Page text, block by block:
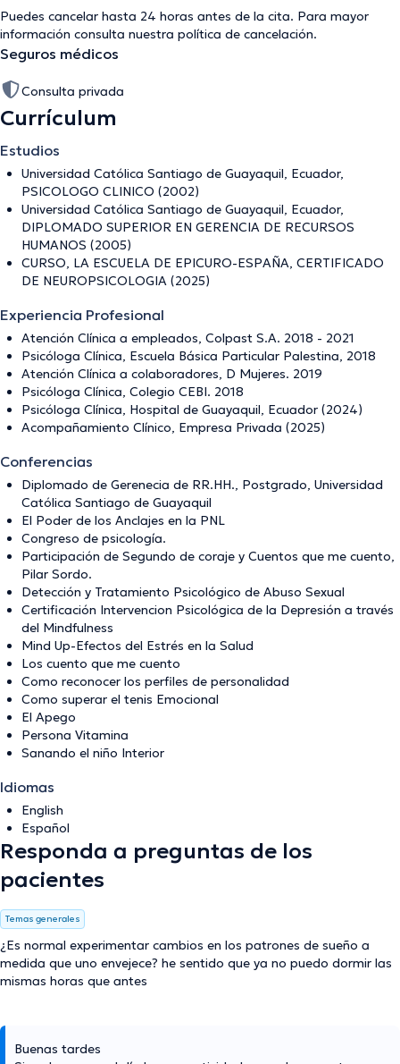
Puedes cancelar hasta 24 horas antes de la cita. Para mayor
información consulta nuestra política de cancelación.
Seguros médicos
Consulta privada
Currículum
Estudios
Universidad Católica Santiago de Guayaquil, Ecuador,
PSICOLOGO CLINICO (2002)
Universidad Católica Santiago de Guayaquil, Ecuador,
DIPLOMADO SUPERIOR EN GERENCIA DE RECURSOS
HUMANOS (2005)
CURSO, LA ESCUELA DE EPICURO-ESPAÑA, CERTIFICADO
DE NEUROPSICOLOGIA (2025)
Experiencia Profesional
Atención Clínica a empleados, Colpast S.A. 2018 - 2021
Psicóloga Clínica, Escuela Básica Particular Palestina, 2018
Atención Clínica a colaboradores, D Mujeres. 2019
Psicóloga Clínica, Colegio CEBI. 2018
Psicóloga Clínica, Hospital de Guayaquil, Ecuador (2024)
Acompañamiento Clínico, Empresa Privada (2025)
Conferencias
Diplomado de Gerenecia de RR.HH., Postgrado, Universidad
Católica Santiago de Guayaquil
El Poder de los Anclajes en la PNL
Congreso de psicología.
Participación de Segundo de coraje y Cuentos que me cuento,
Pilar Sordo.
Detección y Tratamiento Psicológico de Abuso Sexual
Certificación Intervencion Psicológica de la Depresión a través
del Mindfulness
Mind Up-Efectos del Estrés en la Salud
Los cuento que me cuento
Como reconocer los perfiles de personalidad
Como superar el tenis Emocional
El Apego
Persona Vitamina
Sanando el niño Interior
Idiomas
English
Español
Responda a preguntas de los
pacientes
Temas generales
¿Es normal experimentar cambios en los patrones de sueño a
medida que uno envejece? he sentido que ya no puedo dormir las
mismas horas que antes
Buenas tardes